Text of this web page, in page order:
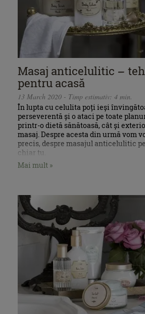
Masaj anticelulitic –
pentru acasă
13 March 2020 - Timp estimativ: 4 min.
În lupta cu celulita poți ieși
perseverentă și o ataci pe toate
printr-o dietă sănătoasă, cât și
masaj. Despre acesta din urmă vom
precis, despre masajul anticelulitic
chiar tu.
Mai mult »